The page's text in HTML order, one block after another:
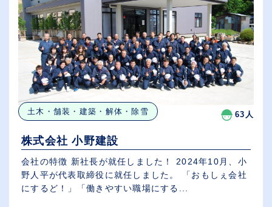
土木・舗装・建築・解体・除雪 63人
株式会社 小野建設
会社の特徴 新社長が就任しました！ 2024年10月、小
野人平が代表取締役に就任しました。 「おもしぇ会社
にするど！」「働きやすい職場にする...